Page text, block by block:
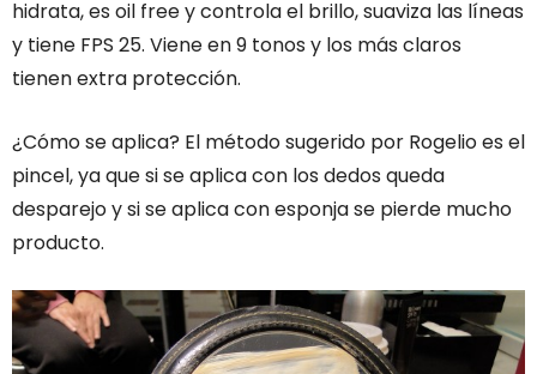
hidrata, es oil free y controla el brillo, suaviza las líneas
y tiene FPS 25. Viene en 9 tonos y los más claros
tienen extra protección.
¿Cómo se aplica? El método sugerido por Rogelio es el
pincel, ya que si se aplica con los dedos queda
desparejo y si se aplica con esponja se pierde mucho
producto.